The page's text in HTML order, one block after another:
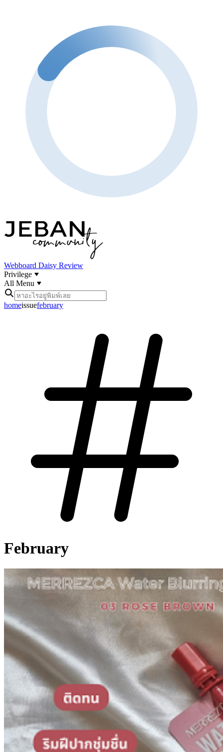
Webboard Daisy Review
Privilege
All Menu
homeissuefebruary
February